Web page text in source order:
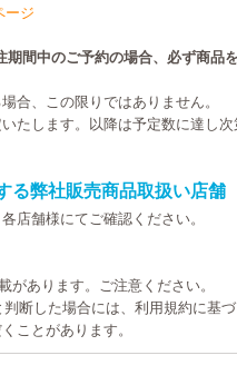
ージ
間中のご予約の場合、必ず商品
合、この限りではありません。
たします。以降は予定数に達し次
る弊社販売商品取扱い店舗
店舗様にてご確認ください。
あります。ご注意ください。
断した場合には、利用規約に基
ことがあります。